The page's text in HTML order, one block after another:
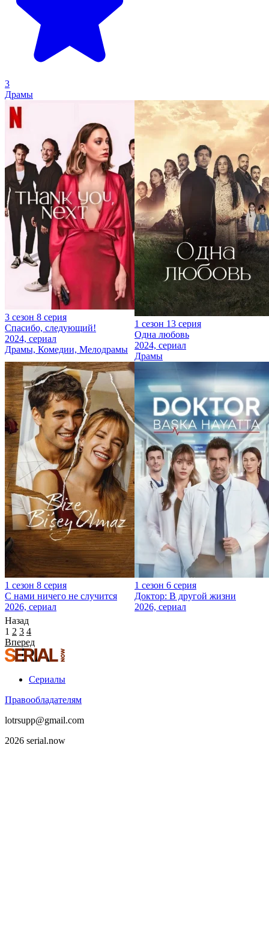
3
Драмы
3 сезон 8 серия
Спасибо, следующий!
2024, сериал
Драмы, Комедии, Мелодрамы
1 сезон 13 серия
Одна любовь
2024, сериал
Драмы
1 сезон 8 серия
С нами ничего не случится
2026, сериал
1 сезон 6 серия
Доктор: В другой жизни
2026, сериал
Назад
1 2 3 4
Вперед
Сериалы
Правообладателям
lotrsupp@gmail.com
2026 serial.now